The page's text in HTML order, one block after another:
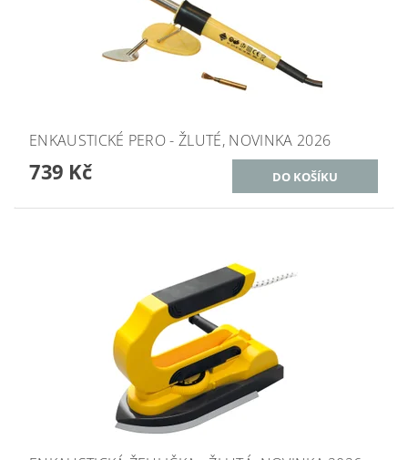
ENKAUSTICKÉ PERO - ŽLUTÉ, NOVINKA 2026
739 Kč